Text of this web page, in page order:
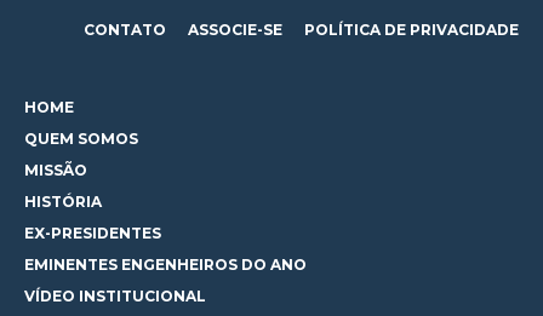
CONTATO ASSOCIE-SE POLÍTICA DE PRIVACIDADE
HOME
QUEM SOMOS
MISSÃO
HISTÓRIA
EX-PRESIDENTES
EMINENTES ENGENHEIROS DO ANO
VÍDEO INSTITUCIONAL